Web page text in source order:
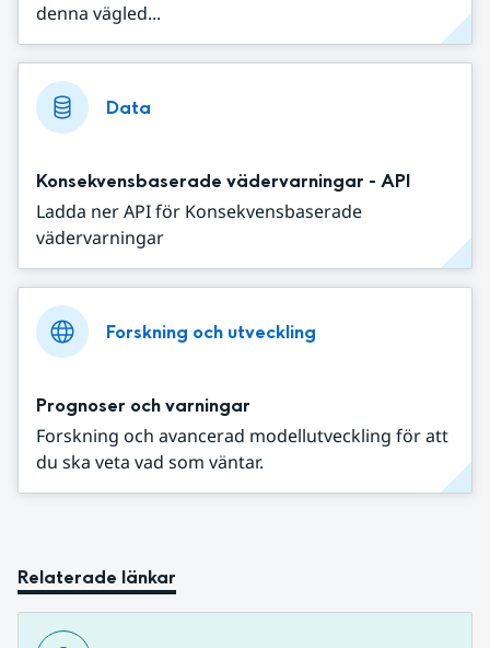
denna vägled...
Data
Konsekvensbaserade vädervarningar - API
Ladda ner API för Konsekvensbaserade
vädervarningar
Forskning och utveckling
Prognoser och varningar
Forskning och avancerad modellutveckling för att
du ska veta vad som väntar.
Relaterade länkar